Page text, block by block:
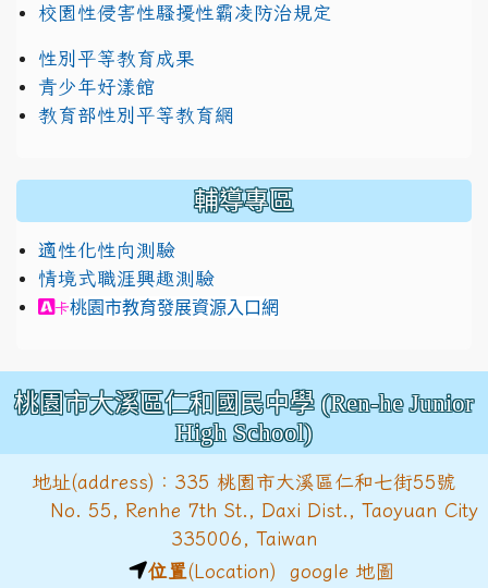
校園性侵害性騷擾性霸凌防治規定
性別平等教育成果
青少年好漾館
教育部性別平等教育網
輔導專區
適性化性向測驗
情境式職涯興趣測驗
link to https://exam.career.ntnu.edu.tw/cit/
卡桃園市教育發展資源入口網
桃園市大溪區仁和國民中學 (Ren-he Junior
High School)
地址(address)：335 桃園市大溪區仁和七街55號
No. 55, Renhe 7th St., Daxi Dist., Taoyuan City
335006, Taiwan
位置(Location) google 地圖